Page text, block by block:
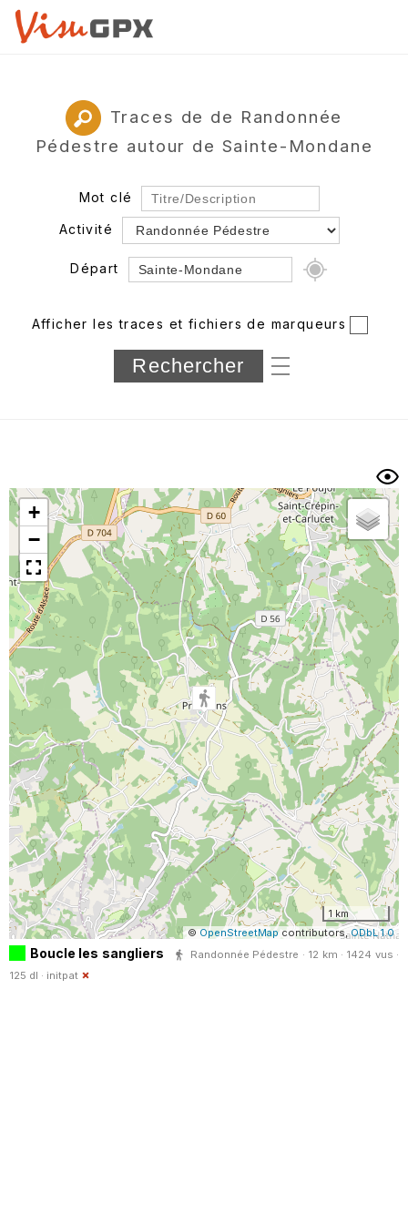
Traces de de Randonnée
Pédestre autour de Sainte-Mondane
Mot clé
Activité
Départ
Département
Longueur min/max
Trier par
Horodatage Photos
Afficher les traces et fichiers de marqueurs
+
−
1 km
© OpenStreetMapcontributors,ODbL 1.0
Boucle les sangliers
Randonnée Pédestre · 12 km · 1424 vus ·
125 dl · initpat